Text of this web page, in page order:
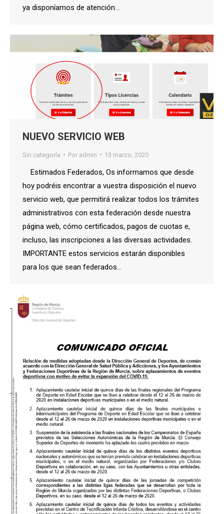
ya disponíamos de atención…
NUEVO SERVICIO WEB
Sin categoría Por admin 13 marzo, 2020
Estimados Federados, Os informamos que desde
hoy podréis encontrar a vuestra disposición el nuevo
servicio web, que permitirá realizar todos los trámites
administrativos con esta federación desde nuestra
página web, cómo certificados, pagos de cuotas e,
incluso, las inscripciones a las diversas actividades.
IMPORTANTE estos servicios estarán disponibles
para los que sean federados…